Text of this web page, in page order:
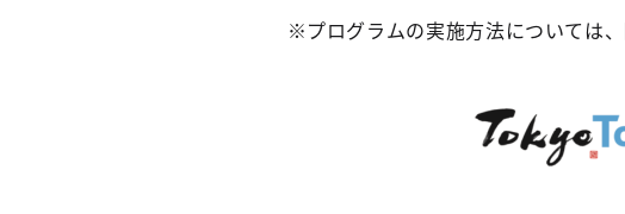
※プログラムの実施方法については